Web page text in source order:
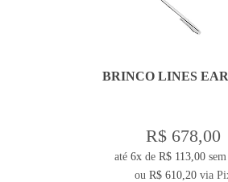
BRINCO LINES
R$ 678,00
até 6xde R$ 113,00
ou R$ 610,20via